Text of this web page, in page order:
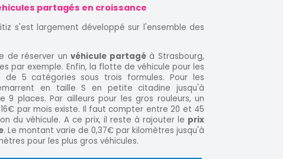
partagés en croissance
s'est largement développé sur l'ensemble des
de réserver un véhicule partagéà Strasbourg,
par exemple. Enfin, la flotte de véhicule pour les
de 5 catégories sous trois formules. Pour les
en taille S en petite citadine jusqu'à
9 places. Par ailleurs pour les gros rouleurs, un
par mois existe. Il faut compter entre 20 et 45
du véhicule. A ce prix, il reste à rajouter le prix
. Le montant varie de 0,37€ par kilomètres jusqu'à
pour les plus gros véhicules.